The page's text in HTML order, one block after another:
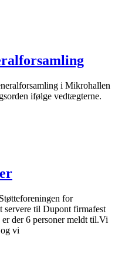
i Mikrohallen
ifølge vedtægterne.
Støtteforeningen for
servere til Dupont firmafest
der 6 personer meldt til.Vi
vi